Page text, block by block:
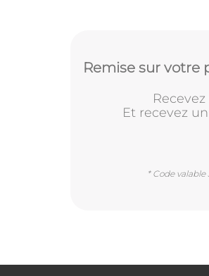
Remise sur votre
Et recevez
* Code